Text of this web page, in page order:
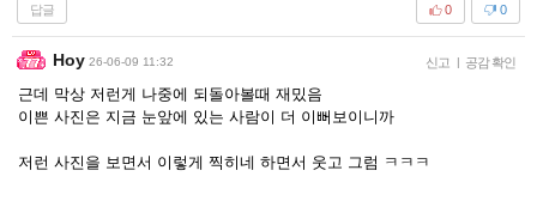
답글 0
0
Hoy 26-06-09 11:32 신고 | 공감 확인
근데 막상 저런게 나중에 되돌아볼때 재밌음
이쁜 사진은 지금 눈앞에 있는 사람이 더 이뻐보이니까
저런 사진을 보면서 이렇게 찍히네 하면서 웃고 그럼 ㅋㅋㅋ